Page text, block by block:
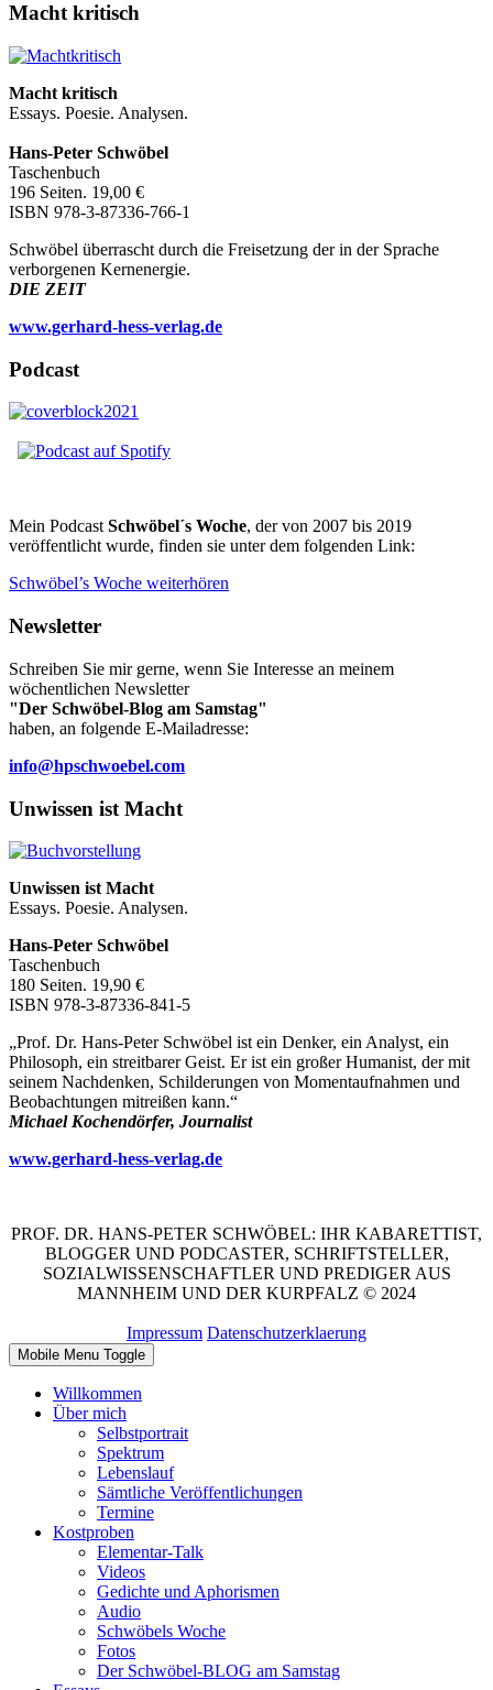
Macht kritisch
Macht kritisch
Essays. Poesie. Analysen.
Hans-Peter Schwöbel
Taschenbuch
196 Seiten. 19,00 €
ISBN 978-3-87336-766-1
Schwöbel überrascht durch die Freisetzung der in der Sprache
verborgenen Kernenergie.
DIE ZEIT
www.gerhard-hess-verlag.de
Podcast
Mein PodcastSchwöbel´s Woche, der von 2007 bis 2019
veröffentlicht wurde, finden sie unter dem folgenden Link:
Schwöbel’s Woche weiterhören
Newsletter
Schreiben Sie mir gerne, wenn Sie Interesse an meinem
wöchentlichen Newsletter
"Der Schwöbel-Blog am Samstag"
haben, an folgende E-Mailadresse:
info@hpschwoebel.com
Unwissen ist Macht
Unwissen ist Macht
Essays. Poesie. Analysen.
Hans-Peter Schwöbel
Taschenbuch
180 Seiten. 19,90 €
ISBN 978-3-87336-841-5
„Prof. Dr. Hans-Peter Schwöbel ist ein Denker, ein Analyst, ein
Philosoph, ein streitbarer Geist. Er ist ein großer Humanist, der mit
seinem Nachdenken, Schilderungen von Momentaufnahmen und
Beobachtungen mitreißen kann.“
Michael Kochendörfer, Journalist
www.gerhard-hess-verlag.de
PROF. DR. HANS-PETER SCHWÖBEL: IHR KABARETTIST,
BLOGGER UND PODCASTER, SCHRIFTSTELLER,
SOZIALWISSENSCHAFTLER UND PREDIGER AUS
MANNHEIM UND DER KURPFALZ © 2024
Impressum Datenschutzerklaerung
Mobile Menu Toggle
Willkommen
Über mich
Selbstportrait
Spektrum
Lebenslauf
Sämtliche Veröffentlichungen
Termine
Kostproben
Elementar-Talk
Videos
Gedichte und Aphorismen
Audio
Schwöbels Woche
Fotos
Der Schwöbel-BLOG am Samstag